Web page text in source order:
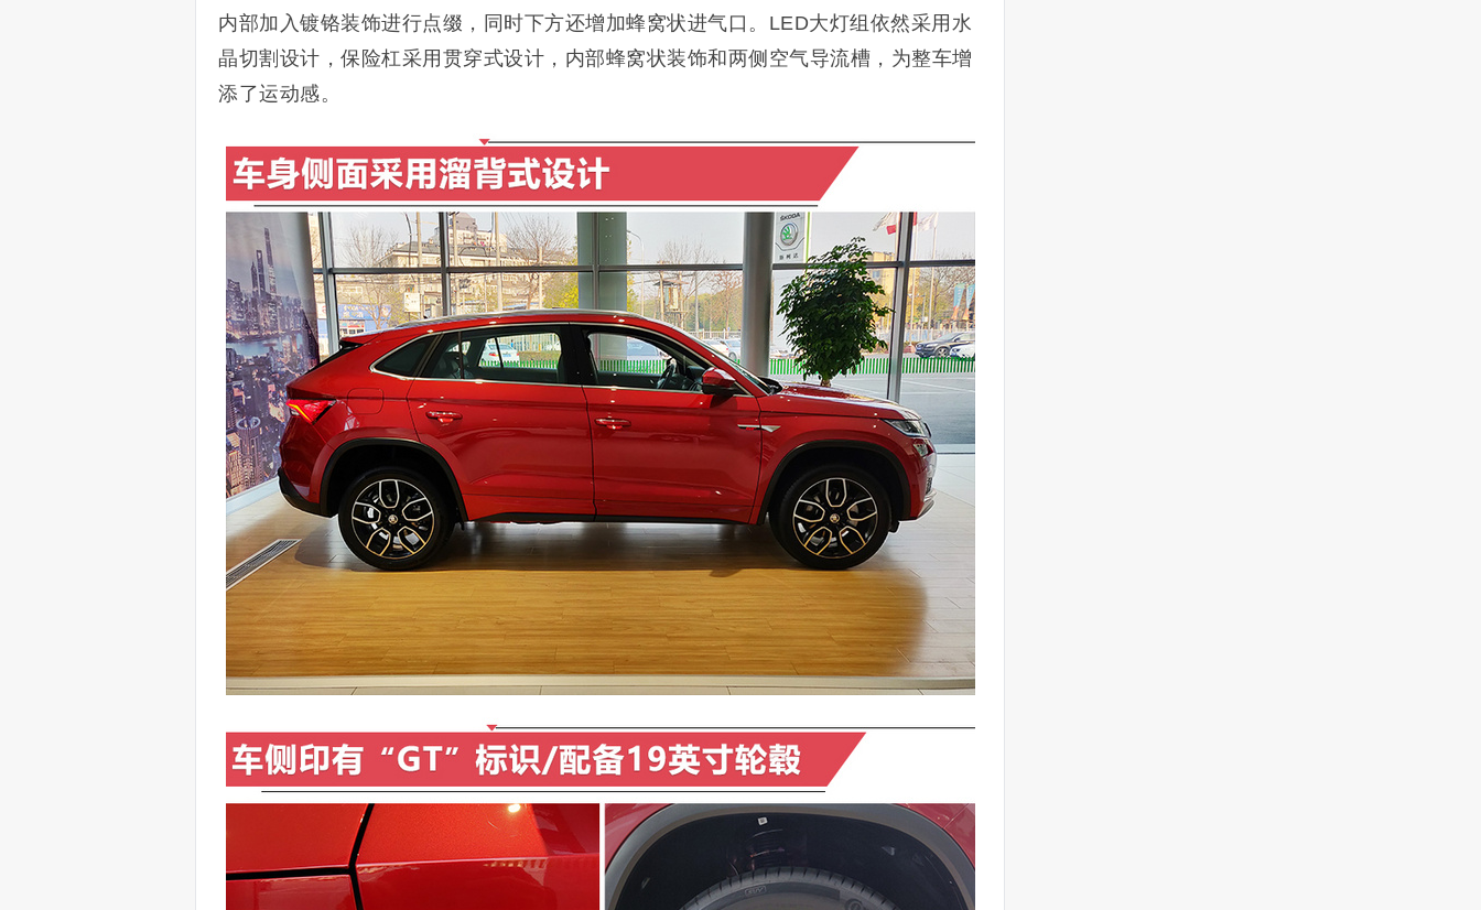
内部加入镀铬装饰进行点缀，同时下方还增加蜂窝状进气口。LED大灯组依然采用水
晶切割设计，保险杠采用贯穿式设计，内部蜂窝状装饰和两侧空气导流槽，为整车增
添了运动感。